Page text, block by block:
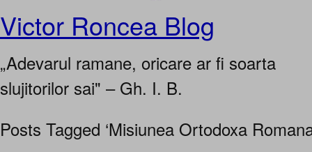
Victor Roncea Blog
„Adevarul ramane, oricare ar fi soarta
slujitorilor sai" – Gh. I. B.
Posts Tagged ‘Misiunea Ortodoxa